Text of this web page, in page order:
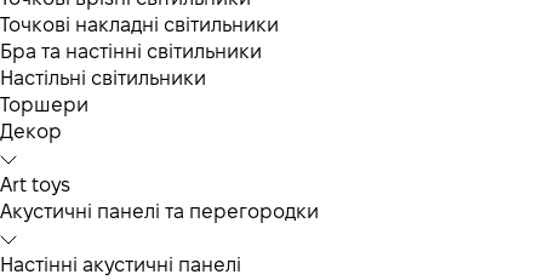
Точкові накладні світильники
Бра та настінні світильники
Настільні світильники
Торшери
Декор
Art toys
Акустичні панелі та перегородки
Настінні акустичні панелі